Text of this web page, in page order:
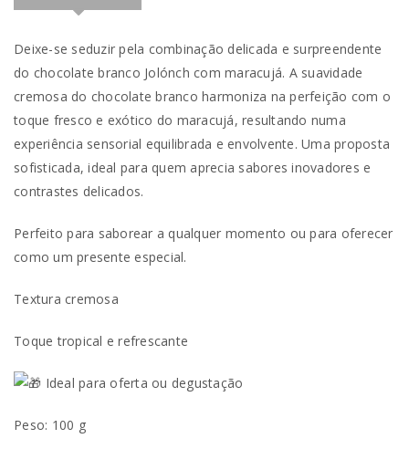
Deixe-se seduzir pela combinação delicada e surpreendente
do chocolate branco Jolónch com maracujá. A suavidade
cremosa do chocolate branco harmoniza na perfeição com o
toque fresco e exótico do maracujá, resultando numa
experiência sensorial equilibrada e envolvente. Uma proposta
sofisticada, ideal para quem aprecia sabores inovadores e
contrastes delicados.
Perfeito para saborear a qualquer momento ou para oferecer
como um presente especial.
Textura cremosa
Toque tropical e refrescante
Ideal para oferta ou degustação
Peso: 100 g